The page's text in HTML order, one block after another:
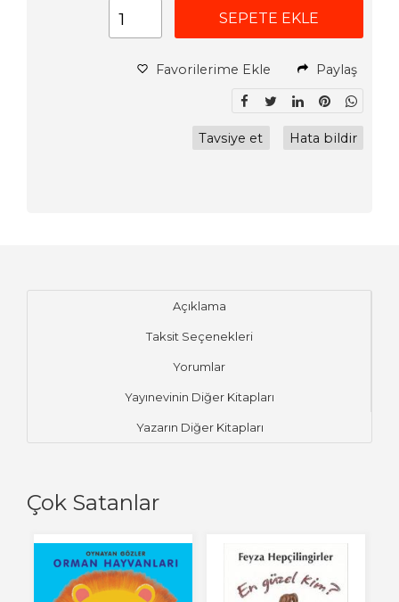
SEPETE EKLE
Favorilerime Ekle Paylaş
Tavsiye et Hata bildir
Açıklama
Taksit Seçenekleri
Yorumlar
Yayınevinin Diğer Kitapları
Yazarın Diğer Kitapları
Çok Satanlar